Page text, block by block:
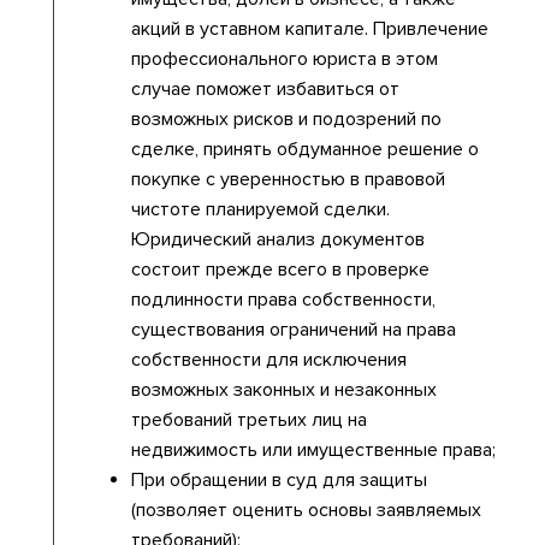
акций в уставном капитале. Привлечение
профессионального юриста в этом
случае поможет избавиться от
возможных рисков и подозрений по
сделке, принять обдуманное решение о
покупке с уверенностью в правовой
чистоте планируемой сделки.
Юридический анализ документов
состоит прежде всего в проверке
подлинности права собственности,
существования ограничений на права
собственности для исключения
возможных законных и незаконных
требований третьих лиц на
недвижимость или имущественные права;
При обращении в суд для защиты
(позволяет оценить основы заявляемых
требований);